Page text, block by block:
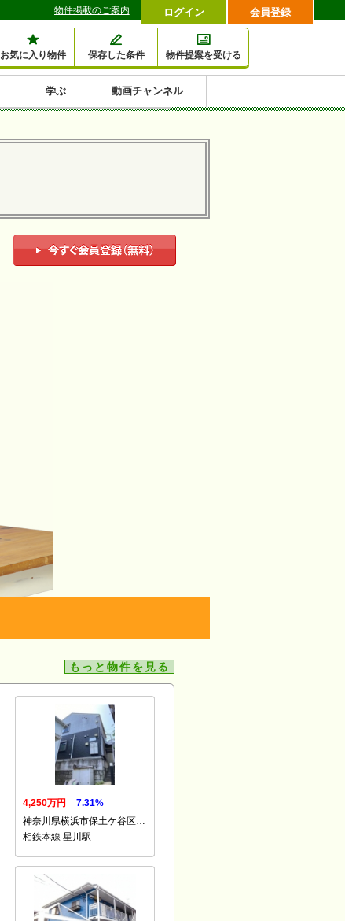
お気に入り物件 保存した条件 物件提案を受ける
学ぶ 動画チャンネル
ログイン 会員登録
物件掲載のご案内
もっと物件を見る
4,250万円
7.31%
神奈川県横浜市保土ケ谷区…
相鉄本線 星川駅